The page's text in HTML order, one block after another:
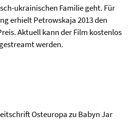
ukrainischen Familie geht. Für
erhielt Petrowskaja 2013 den
Aktuell kann der Film kostenlos
werden.
Osteuropa zu Babyn Jar